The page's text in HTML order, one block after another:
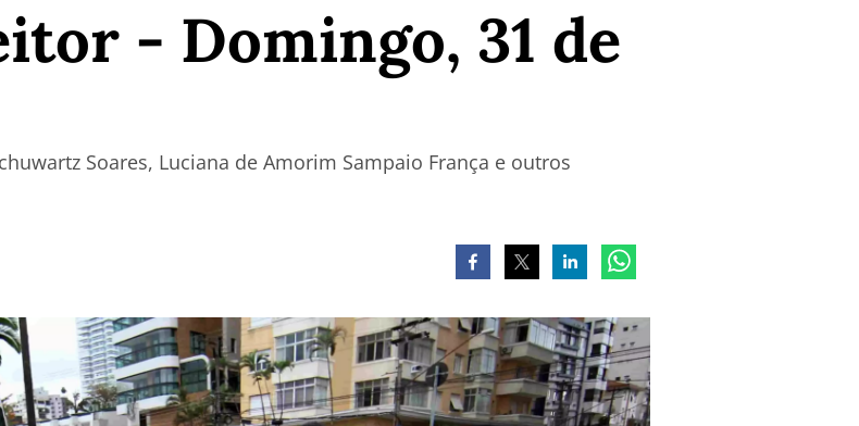
- Domingo, 31 de
Soares, Luciana de Amorim Sampaio França e outros